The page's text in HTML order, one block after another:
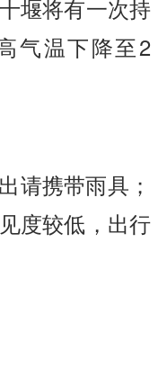
堰将有一次持
气温下降至2
请携带雨具；
度较低，出行